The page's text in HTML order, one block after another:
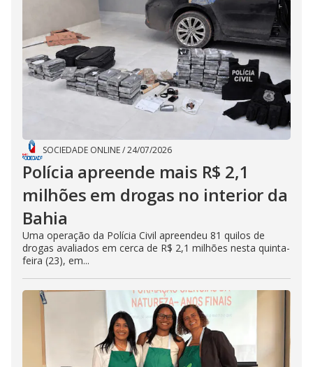
SOCIEDADE ONLINE/24/07/2026
Polícia apreende mais R$ 2,1
milhões em drogas no interior da
Bahia
Uma operação da Polícia Civil apreendeu 81 quilos de
drogas avaliados em cerca de R$ 2,1 milhões nesta quinta-
feira (23), em...